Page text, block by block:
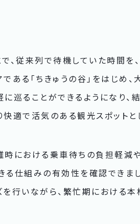
で、従来列で待機していた時間
ある「ちきゅうの谷」をはじめ
巡ることができるようになり、
快適で活気のある観光スポット
時における乗車待ちの負担軽減
る仕組みの有効性を確認できま
を行いながら、繁忙期における